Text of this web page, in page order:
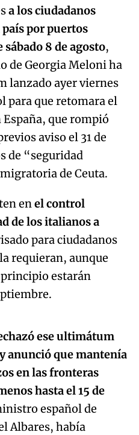
a los ciudadanos
por puertos
sábado 8 de agosto,
de Georgia Meloni ha
lanzado ayer viernes
para que retomara el
España, que rompió
aviso el 31 de
de “seguridad
de Ceuta.
enel control
de los italianos a
para ciudadanos
requieran, aunque
estarán
mal.
try again later.
ese ultimátum
anunció que mantenía
en las fronteras
hasta el 15 de
español de
Albares, había